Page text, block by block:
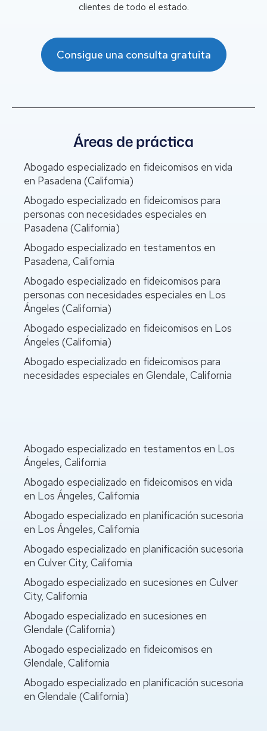
clientes de todo el estado.
Consigue una consulta gratuita
Áreas de práctica
Abogado especializado en fideicomisos en vida
en Pasadena (California)
Abogado especializado en fideicomisos para
personas con necesidades especiales en
Pasadena (California)
Abogado especializado en testamentos en
Pasadena, California
Abogado especializado en fideicomisos para
personas con necesidades especiales en Los
Ángeles (California)
Abogado especializado en fideicomisos en Los
Ángeles (California)
Abogado especializado en fideicomisos para
necesidades especiales en Glendale, California
Abogado especializado en testamentos en Los
Ángeles, California
Abogado especializado en fideicomisos en vida
en Los Ángeles, California
Abogado especializado en planificación sucesoria
en Los Ángeles, California
Abogado especializado en planificación sucesoria
en Culver City, California
Abogado especializado en sucesiones en Culver
City, California
Abogado especializado en sucesiones en
Glendale (California)
Abogado especializado en fideicomisos en
Glendale, California
Abogado especializado en planificación sucesoria
en Glendale (California)